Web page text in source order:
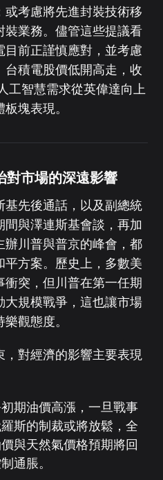
考慮將先進封裝技術移
裝業務。儘管這些提議看
前正謹慎應對，並考慮
積電股價低開高走，收
工智慧需求從英偉達向上
塊表現。
對市場的深遠影響
基先後通話，以及副總統
與澤連斯基會談，再加
辦川普與普京的峰會，都
方案。歷史上，多數美
突，但川普在第一任期
大規模戰爭，這也讓市場
觀態度。
對經濟的影響主要表現
期油價高漲，一旦戰事
斯的制裁或將放鬆，全
與天然氣價格預期將回
通脹。